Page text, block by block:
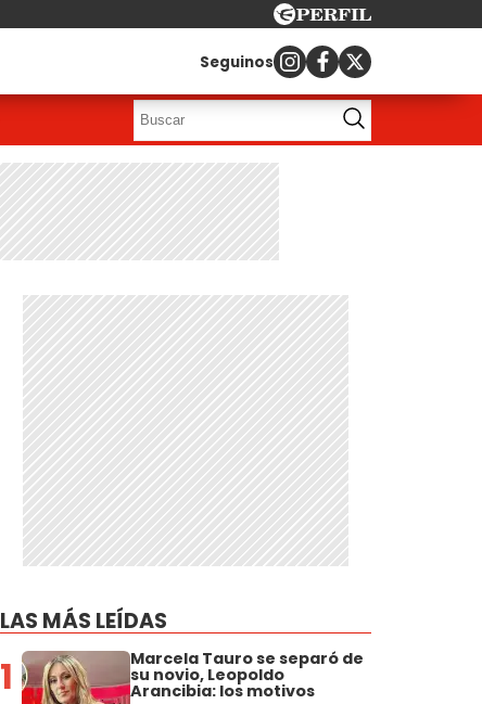
Seguinos
LAS MÁS LEÍDAS
1 Marcela Tauro se separó de
su novio, Leopoldo
Arancibia: los motivos